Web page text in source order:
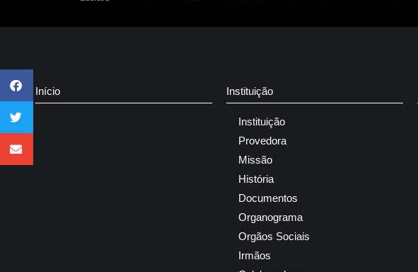
Início Instituição
Instituição
Provedora
Missão
História
Documentos
Organograma
Orgãos Sociais
Irmãos